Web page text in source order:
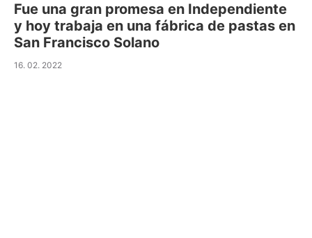
Fue una gran promesa en Independiente
y hoy trabaja en una fábrica de pastas en
San Francisco Solano
16. 02. 2022